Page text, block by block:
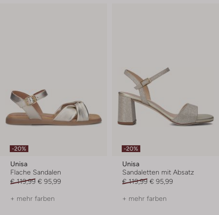
-20%
Unisa
Flache Sandalen
€ 119,99 € 95,99
+ mehr farben
-20%
Unisa
Sandaletten mit Absatz
€ 119,99 € 95,99
+ mehr farben